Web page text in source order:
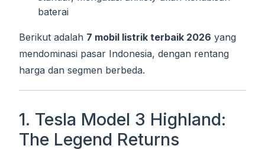
baterai
Berikut adalah 7 mobil listrik terbaik 2026 yang
mendominasi pasar Indonesia, dengan rentang
harga dan segmen berbeda.
1. Tesla Model 3 Highland:
The Legend Returns